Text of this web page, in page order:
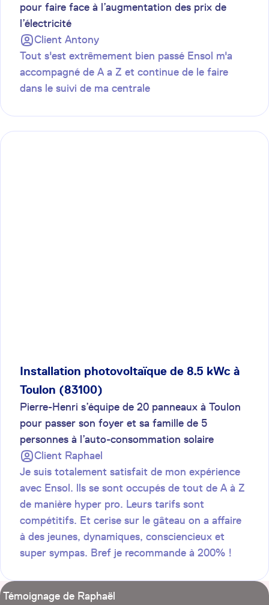
pour faire face à l’augmentation des prix de
l’électricité
Client Antony
Tout s'est extrêmement bien passé Ensol m'a
accompagné de A a Z et continue de le faire
dans le suivi de ma centrale
Installation photovoltaïque de 8.5 kWc à
Toulon (83100)
Pierre-Henri s’équipe de 20 panneaux à Toulon
pour passer son foyer et sa famille de 5
personnes à l’auto-consommation solaire
Client Raphael
Je suis totalement satisfait de mon expérience
avec Ensol. lls se sont occupés de tout de A à Z
de manière hyper pro. Leurs tarifs sont
compétitifs. Et cerise sur le gâteau on a affaire
à des jeunes, dynamiques, consciencieux et
super sympas. Bref je recommande à 200% !
Témoignage de Raphaël